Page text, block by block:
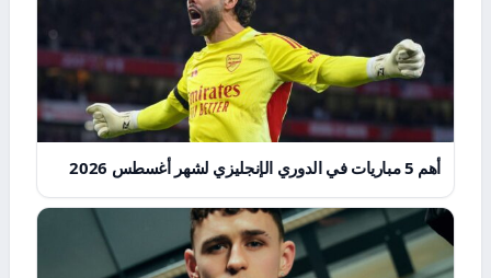
أهم 5 مباريات في الدوري الإنجليزي لشهر أغسطس 2026